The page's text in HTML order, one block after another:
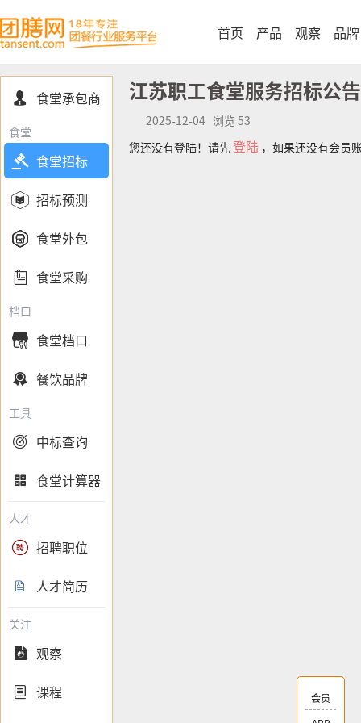
首页 产品 观察 品牌
 食堂承包商
食堂
 食堂招标
 招标预测
 食堂外包
 食堂采购
档口
 食堂档口
 餐饮品牌
工具
 中标查询
 食堂计算器
人才
 招聘职位
 人才简历
关注
 观察
 课程
江苏职工食堂服务招标公告
2025-12-04 浏览 53
您还没有登陆！请先 登陆 ，如果还没有会员
会员